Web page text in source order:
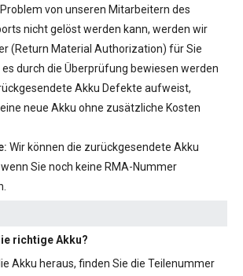
von unseren Mitarbeitern des
nicht gelöst werden kann, werden wir
(Return Material Authorization) für Sie
durch die Überprüfung bewiesen werden
Akku Defekte aufweist,
neue Akku ohne zusätzliche Kosten
Wir können die zurückgesendete Akku
Sie noch keine RMA-Nummer
richtige Akku?
Akku heraus, finden Sie die Teilenummer